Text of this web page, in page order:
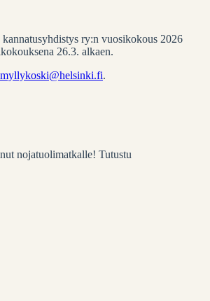
ry:n vuosikokous 2026
26.3. alkaen.
.
nojatuolimatkalle! Tutustu